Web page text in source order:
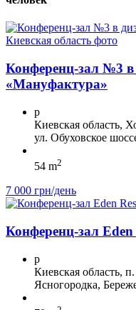
Конференц-зал №3 в
«Мануфактура»
p
Киевская область,
ул. Обуховское
54 m2
7 000 грн/день
Конференц-зал Eden
p
Киевская область, п.
Ясногородка,